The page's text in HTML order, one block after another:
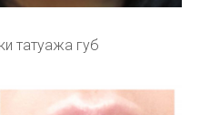
татуажа губ